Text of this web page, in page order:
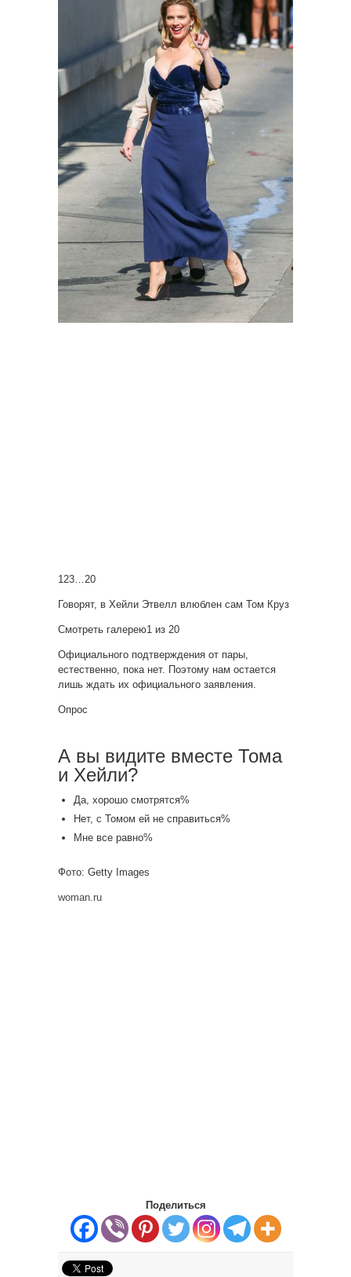
123…20
Говорят, в Хейли Этвелл влюблен сам Том Круз
Смотреть галерею1 из 20
Официального подтверждения от пары,
естественно, пока нет. Поэтому нам остается
лишь ждать их официального заявления.
Опрос
А вы видите вместе Тома
и Хейли?
Да, хорошо смотрятся%
Нет, с Томом ей не справиться%
Мне все равно%
Фото: Getty Images
woman.ru
Поделиться